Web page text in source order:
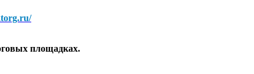
площадках.